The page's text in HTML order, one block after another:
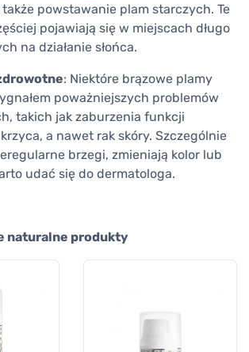
powstawanie plam starczych. Te
pojawiają się w miejscach długo
na działanie słońca.
: Niektóre brązowe plamy
poważniejszych problemów
takich jak zaburzenia funkcji
a nawet rak skóry. Szczególnie
brzegi, zmieniają kolor lub
udać się do dermatologa.
naturalne produkty